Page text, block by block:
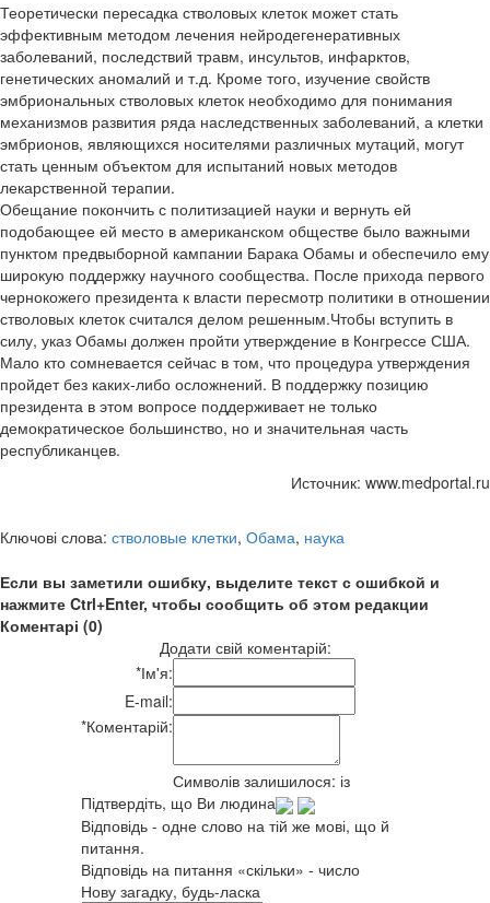
Теоретически пересадка стволовых клеток может стать
эффективным методом лечения нейродегенеративных
заболеваний, последствий травм, инсультов, инфарктов,
генетических аномалий и т.д. Кроме того, изучение свойств
эмбриональных стволовых клеток необходимо для понимания
механизмов развития ряда наследственных заболеваний, а клетки
эмбрионов, являющихся носителями различных мутаций, могут
стать ценным объектом для испытаний новых методов
лекарственной терапии.
Обещание покончить с политизацией науки и вернуть ей
подобающее ей место в американском обществе было важными
пунктом предвыборной кампании Барака Обамы и обеспечило ему
широкую поддержку научного сообщества. После прихода первого
чернокожего президента к власти пересмотр политики в отношении
стволовых клеток считался делом решенным.Чтобы вступить в
силу, указ Обамы должен пройти утверждение в Конгрессе США.
Мало кто сомневается сейчас в том, что процедура утверждения
пройдет без каких-либо осложнений. В поддержку позицию
президента в этом вопросе поддерживает не только
демократическое большинство, но и значительная часть
республиканцев.
Источник: www.medportal.ru
Ключові слова: стволовые клетки, Обама, наука
Если вы заметили ошибку, выделите текст с ошибкой и
нажмите Ctrl+Enter, чтобы сообщить об этом редакции
Коментарі (0)
Додати свій коментарій:
*Ім'я:
E-mail:
*Коментарій:
Символів залишилося: із
Підтвердіть, що Ви людина
Відповідь - одне слово на тій же мові, що й
питання.
Відповідь на питання «скільки» - число
Нову загадку, будь-ласка